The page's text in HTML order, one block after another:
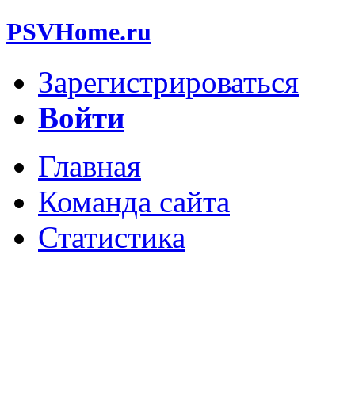
PSVHome.ru
Зарегистрироваться
Войти
Главная
Команда сайта
Статистика